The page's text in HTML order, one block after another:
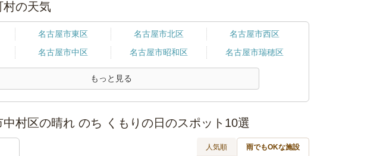
の天気
名古屋市東区 名古屋市北区
名古屋市西区
名古屋市中区 名古屋市昭和区 名古屋市瑞穂区
もっと見る
村区の晴れ のち くもりの日のスポット10選
人気順 雨でもOKな施設